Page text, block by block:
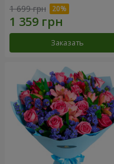
1 699 грн
Заказать